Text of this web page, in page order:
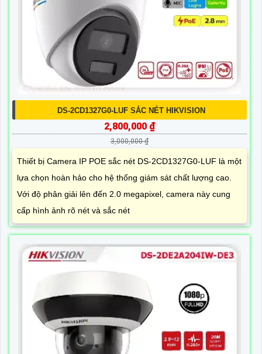
DS-2CD1327G0-LUF SẮC NÉT HIKVISION
2,800,000 ₫
3,000,000 ₫
Thiết bị Camera IP POE sắc nét DS-2CD1327G0-LUF là một
lựa chọn hoàn hảo cho hệ thống giám sát chất lượng cao.
Với độ phân giải lên đến 2.0 megapixel, camera này cung
cấp hình ảnh rõ nét và sắc nét